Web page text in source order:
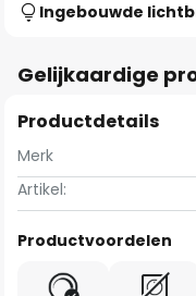
Ingebouwde
Gelijkaardige
Productdetails
Merk
Artikel:
Productvoordelen